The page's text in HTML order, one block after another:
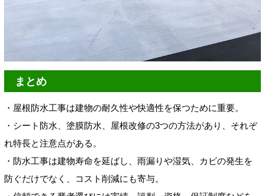
まとめ
・屋根防水工事は建物の耐久性や快適性を保つために重要。
・シート防水、塗膜防水、屋根改修の3つの方法があり、それぞ
れ特長と注意点がある。
・防水工事は建物寿命を延ばし、雨漏りや湿気、カビの発生を
防ぐだけでなく、コスト削減にも寄与。